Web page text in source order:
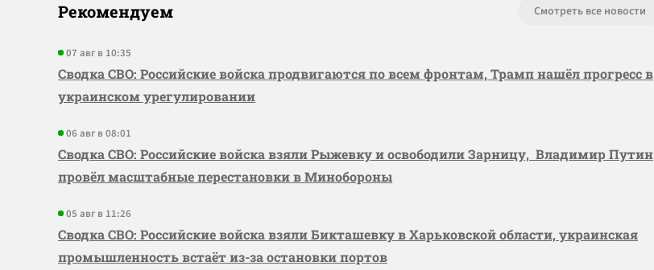
Рекомендуем Смотреть все новости
07 авг в 10:35
Сводка СВО: Российские войска продвигаются по всем фронтам, Трамп нашёл прогресс в
украинском урегулировании
06 авг в 08:01
Сводка СВО: Российские войска взяли Рыжевку и освободили Зарницу, Владимир Путин
провёл масштабные перестановки в Минобороны
05 авг в 11:26
Сводка СВО: Российские войска взяли Бикташевку в Харьковской области, украинская
промышленность встаёт из-за остановки портов